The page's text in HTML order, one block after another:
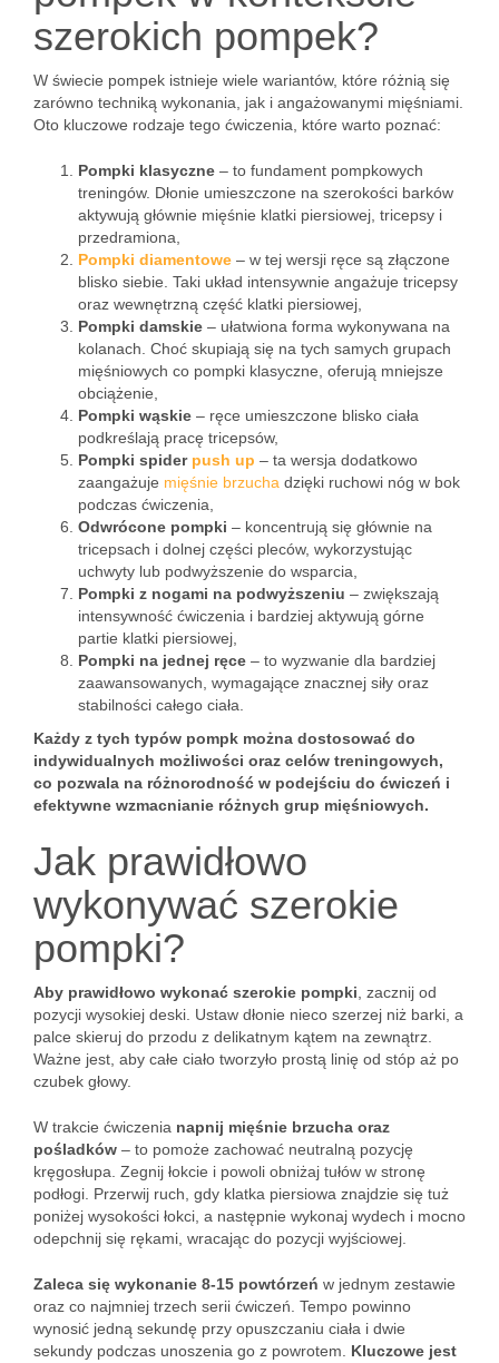
szerokich pompek?
W świecie pompek istnieje wiele wariantów, które różnią się
zarówno techniką wykonania, jak i angażowanymi mięśniami.
Oto kluczowe rodzaje tego ćwiczenia, które warto poznać:
Pompki klasyczne – to fundament pompkowych
treningów. Dłonie umieszczone na szerokości barków
aktywują głównie mięśnie klatki piersiowej, tricepsy i
przedramiona,
Pompki diamentowe – w tej wersji ręce są złączone
blisko siebie. Taki układ intensywnie angażuje tricepsy
oraz wewnętrzną część klatki piersiowej,
Pompki damskie – ułatwiona forma wykonywana na
kolanach. Choć skupiają się na tych samych grupach
mięśniowych co pompki klasyczne, oferują mniejsze
obciążenie,
Pompki wąskie – ręce umieszczone blisko ciała
podkreślają pracę tricepsów,
Pompki spider push up – ta wersja dodatkowo
zaangażuje mięśnie brzucha dzięki ruchowi nóg w bok
podczas ćwiczenia,
Odwrócone pompki – koncentrują się głównie na
tricepsach i dolnej części pleców, wykorzystując
uchwyty lub podwyższenie do wsparcia,
Pompki z nogami na podwyższeniu – zwiększają
intensywność ćwiczenia i bardziej aktywują górne
partie klatki piersiowej,
Pompki na jednej ręce – to wyzwanie dla bardziej
zaawansowanych, wymagające znacznej siły oraz
stabilności całego ciała.
Każdy z tych typów pompk można dostosować do
indywidualnych możliwości oraz celów treningowych,
co pozwala na różnorodność w podejściu do ćwiczeń i
efektywne wzmacnianie różnych grup mięśniowych.
Jak prawidłowo
wykonywać szerokie
pompki?
Aby prawidłowo wykonać szerokie pompki , zacznij od
pozycji wysokiej deski. Ustaw dłonie nieco szerzej niż barki, a
palce skieruj do przodu z delikatnym kątem na zewnątrz.
Ważne jest, aby całe ciało tworzyło prostą linię od stóp aż po
czubek głowy.
W trakcie ćwiczenia napnij mięśnie brzucha oraz
pośladków – to pomoże zachować neutralną pozycję
kręgosłupa. Zegnij łokcie i powoli obniżaj tułów w stronę
podłogi. Przerwij ruch, gdy klatka piersiowa znajdzie się tuż
poniżej wysokości łokci, a następnie wykonaj wydech i mocno
odepchnij się rękami, wracając do pozycji wyjściowej.
Zaleca się wykonanie 8-15 powtórzeń w jednym zestawie
oraz co najmniej trzech serii ćwiczeń. Tempo powinno
wynosić jedną sekundę przy opuszczaniu ciała i dwie
sekundy podczas unoszenia go z powrotem. Kluczowe jest